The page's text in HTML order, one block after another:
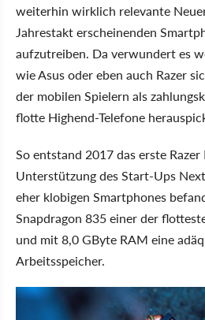
weiterhin wirklich relevante
Jahrestakt erscheinenden
aufzutreiben. Da verwundert es
wie Asus oder eben auch Razer
der mobilen Spielern als
flotte Highend-Telefone
So entstand 2017 das erste
Unterstützung des Start-Ups
eher klobigen Smartphones
Snapdragon 835 einer der
und mit 8,0 GByte RAM eine
Arbeitsspeicher.